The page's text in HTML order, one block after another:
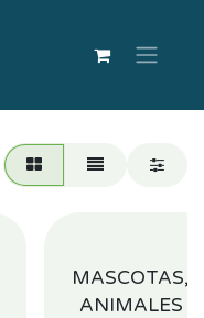
MASCOTAS,
ANIMALES